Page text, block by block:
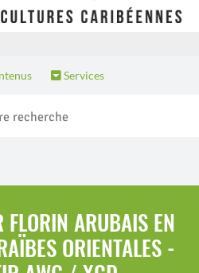
Services
FLORIN ARUBAIS EN
ORIENTALES -